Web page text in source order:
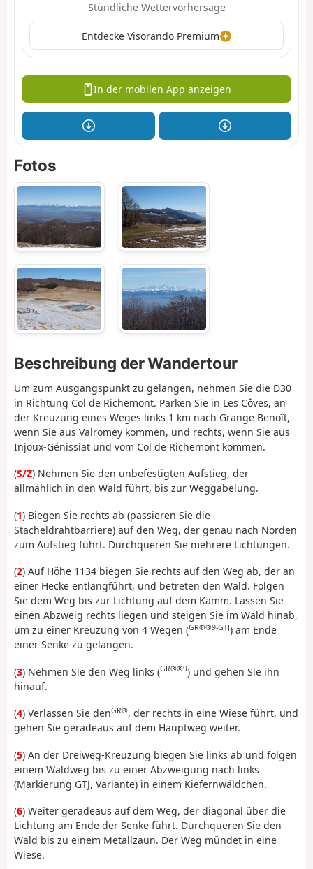
Stündliche Wettervorhersage
Entdecke Visorando Premium
In der mobilen App anzeigen
Fotos
Beschreibung der Wandertour
Um zum Ausgangspunkt zu gelangen, nehmen Sie die D30
in Richtung Col de Richemont. Parken Sie in Les Côves, an
der Kreuzung eines Weges links 1 km nach Grange Benoît,
wenn Sie aus Valromey kommen, und rechts, wenn Sie aus
Injoux-Génissiat und vom Col de Richemont kommen.
(S/Z) Nehmen Sie den unbefestigten Aufstieg, der
allmählich in den Wald führt, bis zur Weggabelung.
(1) Biegen Sie rechts ab (passieren Sie die
Stacheldrahtbarriere) auf den Weg, der genau nach Norden
zum Aufstieg führt. Durchqueren Sie mehrere Lichtungen.
(2) Auf Höhe 1134 biegen Sie rechts auf den Weg ab, der an
einer Hecke entlangführt, und betreten den Wald. Folgen
Sie dem Weg bis zur Lichtung auf dem Kamm. Lassen Sie
einen Abzweig rechts liegen und steigen Sie im Wald hinab,
um zu einer Kreuzung von 4 Wegen (GR®®9-GTJ) am Ende
einer Senke zu gelangen.
(3) Nehmen Sie den Weg links (GR®®9) und gehen Sie ihn
hinauf.
(4) Verlassen Sie denGR®, der rechts in eine Wiese führt, und
gehen Sie geradeaus auf dem Hauptweg weiter.
(5) An der Dreiweg-Kreuzung biegen Sie links ab und folgen
einem Waldweg bis zu einer Abzweigung nach links
(Markierung GTJ, Variante) in einem Kiefernwäldchen.
(6) Weiter geradeaus auf dem Weg, der diagonal über die
Lichtung am Ende der Senke führt. Durchqueren Sie den
Wald bis zu einem Metallzaun. Der Weg mündet in eine
Wiese.